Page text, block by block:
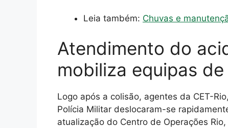
Leia também: Chuvas e
Atendimento do
mobiliza equipas
Logo após a colisão, agentes da CET-
Polícia Militar deslocaram-se
atualização do Centro de Operações